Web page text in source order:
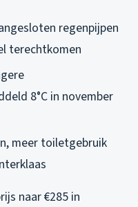
regenpijpen
terechtkomen
8°C in november
meer toiletgebruik
naar €285 in